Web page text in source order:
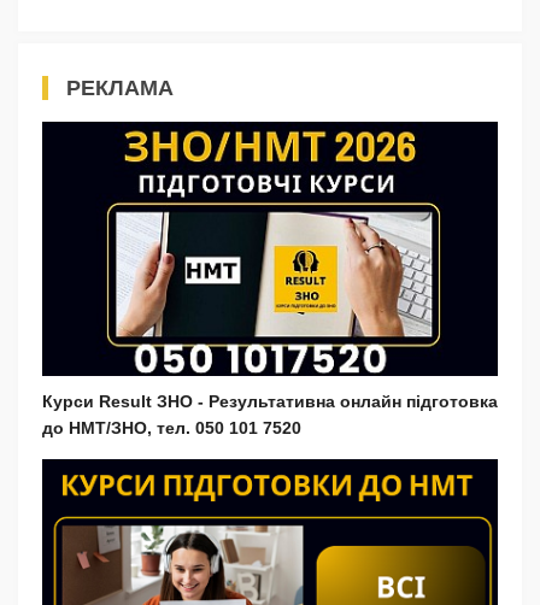
РЕКЛАМА
Курси Result ЗНО - Результативна онлайн підготовка
до НМТ/ЗНО, тел. 050 101 7520